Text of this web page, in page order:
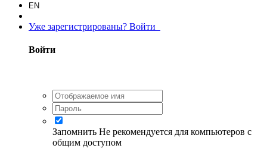
EN
Уже зарегистрированы? Войти
Войти
Запомнить Не рекомендуется для компьютеров с
общим доступом